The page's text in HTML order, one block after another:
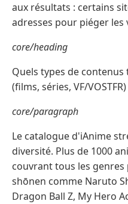
aux résultats : certains
adresses pour piéger les
core/heading
Quels types de
(films, séries, VF/VOSTFR)
core/paragraph
Le catalogue d'iAnime
diversité. Plus de 1000
couvrant tous les genres
shōnen comme Naruto
Dragon Ball Z, My Hero